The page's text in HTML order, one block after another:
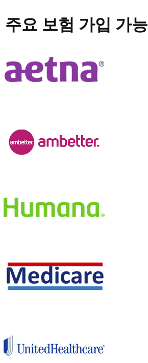
주요 보험 가입 가능